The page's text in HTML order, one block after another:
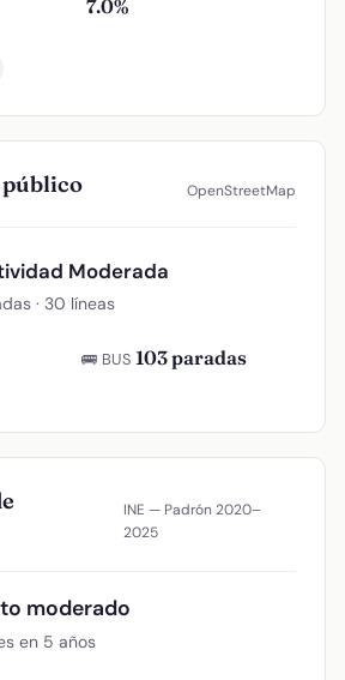
7.0%
OpenStreetMap
Moderada
· 30 líneas
🚌 BUS 103 paradas
INE — Padrón 2020–
2025
moderado
en 5 años